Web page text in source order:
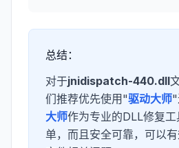
总结：
对于jnidispatch-440.dll
们推荐优先使用"驱动大师"
大师作为专业的DLL修复
单，而且安全可靠，可以